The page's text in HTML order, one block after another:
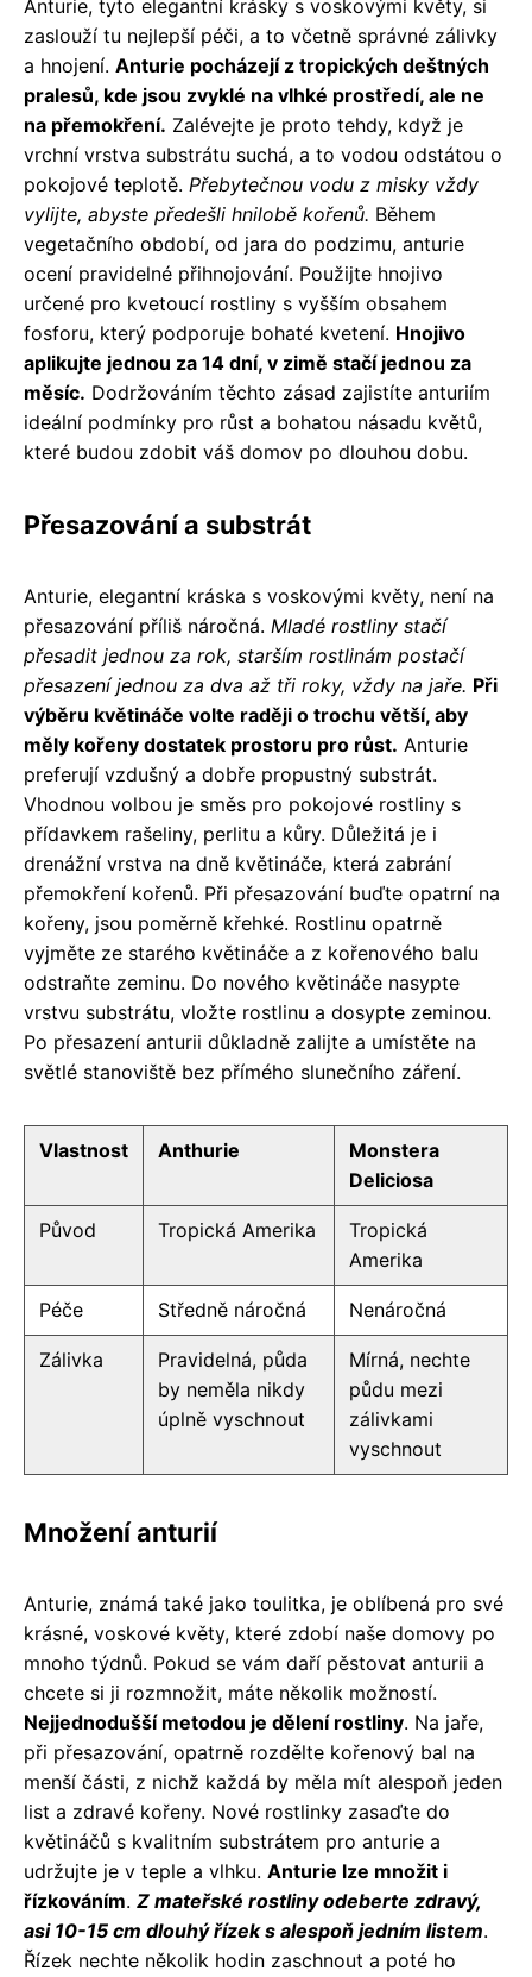
Anturie, tyto elegantní krásky s voskovými květy, si
zaslouží tu nejlepší péči, a to včetně správné zálivky
a hnojení. Anturie pocházejí z tropických deštných
pralesů, kde jsou zvyklé na vlhké prostředí, ale ne
na přemokření. Zalévejte je proto tehdy, když je
vrchní vrstva substrátu suchá, a to vodou odstátou o
pokojové teplotě. Přebytečnou vodu z misky vždy
vylijte, abyste předešli hnilobě kořenů. Během
vegetačního období, od jara do podzimu, anturie
ocení pravidelné přihnojování. Použijte hnojivo
určené pro kvetoucí rostliny s vyšším obsahem
fosforu, který podporuje bohaté kvetení. Hnojivo
aplikujte jednou za 14 dní, v zimě stačí jednou za
měsíc. Dodržováním těchto zásad zajistíte anturiím
ideální podmínky pro růst a bohatou násadu květů,
které budou zdobit váš domov po dlouhou dobu.
Přesazování a substrát
Anturie, elegantní kráska s voskovými květy, není na
přesazování příliš náročná. Mladé rostliny stačí
přesadit jednou za rok, starším rostlinám postačí
přesazení jednou za dva až tři roky, vždy na jaře. Při
výběru květináče volte raději o trochu větší, aby
měly kořeny dostatek prostoru pro růst. Anturie
preferují vzdušný a dobře propustný substrát.
Vhodnou volbou je směs pro pokojové rostliny s
přídavkem rašeliny, perlitu a kůry. Důležitá je i
drenážní vrstva na dně květináče, která zabrání
přemokření kořenů. Při přesazování buďte opatrní na
kořeny, jsou poměrně křehké. Rostlinu opatrně
vyjměte ze starého květináče a z kořenového balu
odstraňte zeminu. Do nového květináče nasypte
vrstvu substrátu, vložte rostlinu a dosypte zeminou.
Po přesazení anturii důkladně zalijte a umístěte na
světlé stanoviště bez přímého slunečního záření.
Vlastnost Anthurie
Monstera
Deliciosa
Původ Tropická Amerika
Tropická
Amerika
Péče Středně náročná Nenáročná
Zálivka
Pravidelná, půda
by neměla nikdy
úplně vyschnout
Mírná, nechte
půdu mezi
zálivkami
vyschnout
Množení anturií
Anturie, známá také jako toulitka, je oblíbená pro své
krásné, voskové květy, které zdobí naše domovy po
mnoho týdnů. Pokud se vám daří pěstovat anturii a
chcete si ji rozmnožit, máte několik možností.
Nejjednodušší metodou je dělení rostliny. Na jaře,
při přesazování, opatrně rozdělte kořenový bal na
menší části, z nichž každá by měla mít alespoň jeden
list a zdravé kořeny. Nové rostlinky zasaďte do
květináčů s kvalitním substrátem pro anturie a
udržujte je v teple a vlhku. Anturie lze množit i
řízkováním. Z mateřské rostliny odeberte zdravý,
asi 10-15 cm dlouhý řízek s alespoň jedním listem.
Řízek nechte několik hodin zaschnout a poté ho